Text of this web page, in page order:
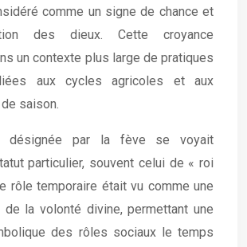
comme un signe de chance et
des dieux. Cette croyance
un contexte plus large de pratiques
aux cycles agricoles et aux
saison.
désignée par la fève se voyait
particulier, souvent celui de « roi
rôle temporaire était vu comme une
de la volonté divine, permettant une
des rôles sociaux le temps